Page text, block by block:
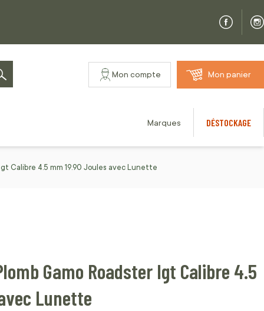
Mon compte Mon panier
Marques DÉSTOCKAGE
Calibre 4.5 mm 19.90 Joules avec Lunette
Gamo Roadster Igt Calibre 4.5
Lunette